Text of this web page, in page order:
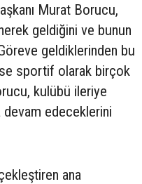
Murat Borucu,
geldiğini ve bunun
geldiklerinden bu
sportif olarak birçok
kulübü ileriye
devam edeceklerini
ana